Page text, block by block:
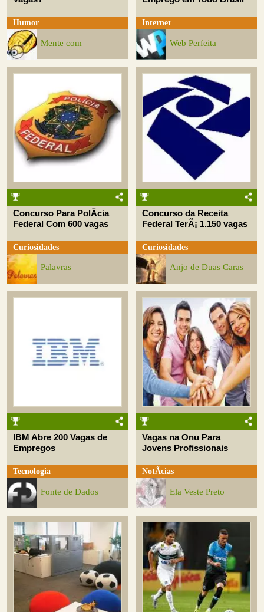
Humor
Mente com
Internet
Web Perfeita
Concurso Para PolÃ­cia
Federal Com 600 vagas
Curiosidades
Palavras
Concurso da Receita
Federal TerÃ¡ 1.150 vagas
Curiosidades
Anjo de Duas Caras
IBM Abre 200 Vagas de
Empregos
Tecnologia
Fonte de Dados
Vagas na Onu Para
Jovens Profissionais
NotÃ­cias
Ela Veste Preto